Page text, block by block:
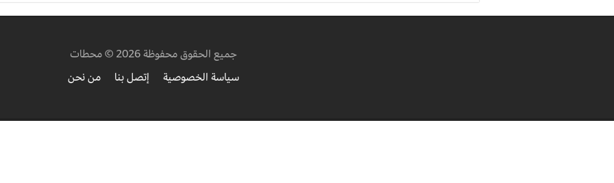
جميع الحقوق محفوظة 2026 © محطات
سياسة الخصوصية
إتصل بنا من نحن